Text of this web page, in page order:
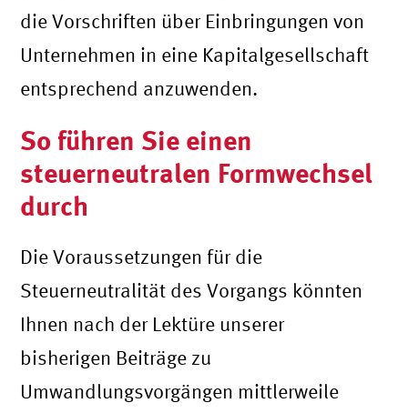
die Vorschriften über Einbringungen von
Unternehmen in eine Kapitalgesellschaft
entsprechend anzuwenden.
So führen Sie einen
steuerneutralen Formwechsel
durch
Die Voraussetzungen für die
Steuerneutralität des Vorgangs könnten
Ihnen nach der Lektüre unserer
bisherigen Beiträge zu
Umwandlungsvorgängen mittlerweile